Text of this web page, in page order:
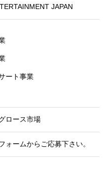
JAPAN
ート事業
ロース市場
ォームからご応募下さい。